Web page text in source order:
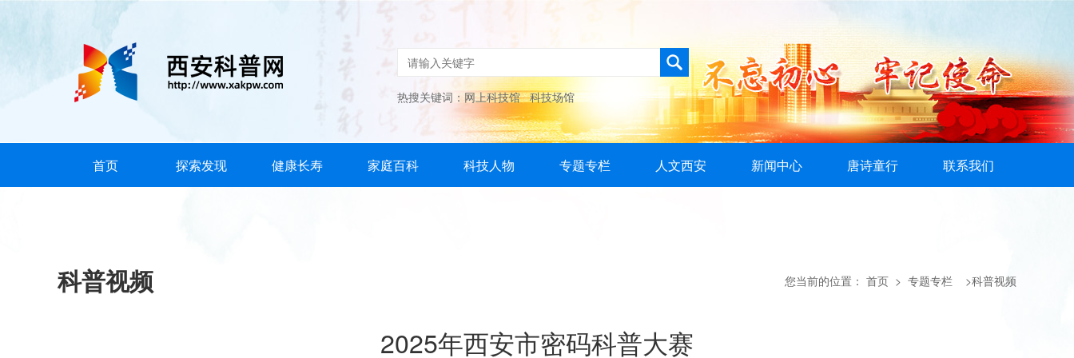
热搜关键词： 网上科技馆 科技场馆
首页 探索发现 健康长寿 家庭百科 科技人物 专题专栏 人文西安 新闻中心 唐诗童行 联系我们
科普视频 您当前的位置： 首页 > 专题专栏 >科普视频
2025年西安市密码科普大赛